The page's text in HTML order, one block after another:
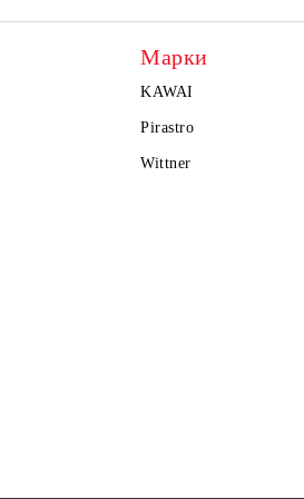
Марки
KAWAI
Pirastro
Wittner